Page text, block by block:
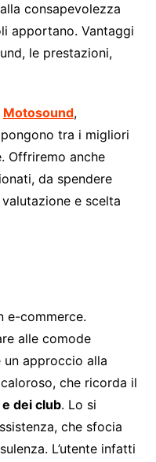
consapevolezza
apportano. Vantaggi
le prestazioni,
Motosound,
tra i migliori
Offriremo anche
da spendere
e scelta
e-commerce.
alle comode
un approccio alla
che ricorda il
dei club. Lo si
che sfocia
L’utente infatti